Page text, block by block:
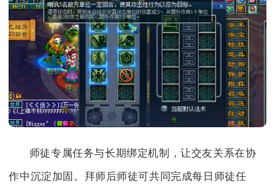
师徒专属任务与长期绑定机制，让交友关系在协
作中沉淀加固。拜师后师徒可共同完成每日师徒任